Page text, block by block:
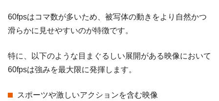
60fpsはコマ数が多いため、被写体の動きをより自然かつ
滑らかに見せやすいのが特徴です。
特に、以下のような目まぐるしい展開がある映像において
60fpsは強みを最大限に発揮します。
スポーツや激しいアクションを含む映像